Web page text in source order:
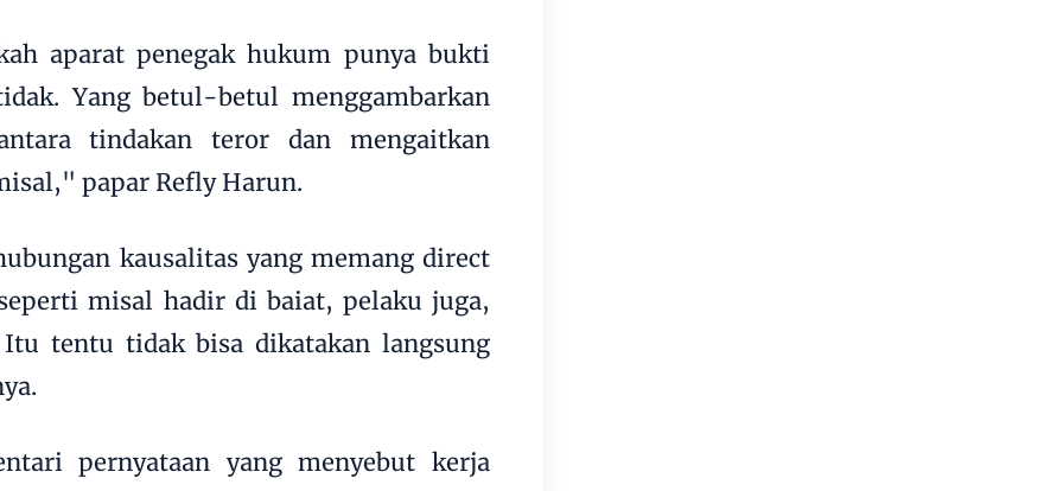
aparat penegak hukum punya bukti
Yang betul-betul menggambarkan
tindakan teror dan mengaitkan
papar Refly Harun.
kausalitas yang memang direct
misal hadir di baiat, pelaku juga,
tentu tidak bisa dikatakan langsung
pernyataan yang menyebut kerja